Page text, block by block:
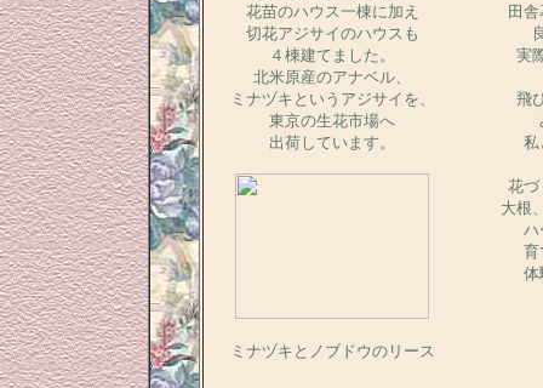
花苗のハウス一棟に加え
切花アジサイのハウスも
４棟建てました。
北米原産のアナベル、
ミナヅキというアジサイを、
東京の生花市場へ
出荷しています。
ミナヅキとノブドウのリース
田
実
飛
私
花づ
大根
ハ
育
体